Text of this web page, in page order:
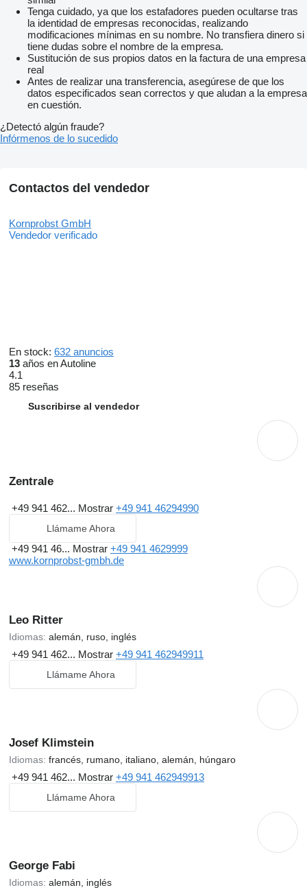
Tenga cuidado, ya que los estafadores pueden ocultarse tras
la identidad de empresas reconocidas, realizando
modificaciones mínimas en su nombre. No transfiera dinero si
tiene dudas sobre el nombre de la empresa.
Sustitución de sus propios datos en la factura de una empresa
real
Antes de realizar una transferencia, asegúrese de que los
datos especificados sean correctos y que aludan a la empresa
en cuestión.
¿Detectó algún fraude?
Infórmenos de lo sucedido
Contactos del vendedor
Kornprobst GmbH
Vendedor verificado
En stock: 632 anuncios
13 años en Autoline
4.1
85 reseñas
Suscribirse al vendedor
Zentrale
+49 941 462... Mostrar +49 941 46294990
Llámame Ahora
+49 941 46... Mostrar +49 941 4629999
www.kornprobst-gmbh.de
Leo Ritter
Idiomas: alemán, ruso, inglés
+49 941 462... Mostrar +49 941 462949911
Llámame Ahora
Josef Klimstein
Idiomas: francés, rumano, italiano, alemán, húngaro
+49 941 462... Mostrar +49 941 462949913
Llámame Ahora
George Fabi
Idiomas: alemán, inglés